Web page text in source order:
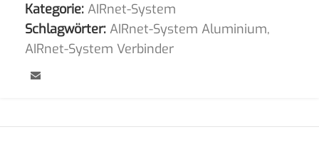
Kategorie: AIRnet-System
Schlagwörter: AIRnet-System Aluminium,
AIRnet-System Verbinder